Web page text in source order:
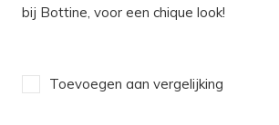
bij Bottine, voor een chique look!
Toevoegen aan vergelijking